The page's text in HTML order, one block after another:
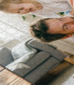
Biglietto
Realizza
una tua foto o
complicazione,